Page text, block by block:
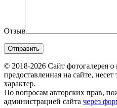
Отзыв
© 2018-2026 Сайт фотогалерея
предоставленная на сайте,
характер.
По вопросам авторских прав,
администрацией сайта через